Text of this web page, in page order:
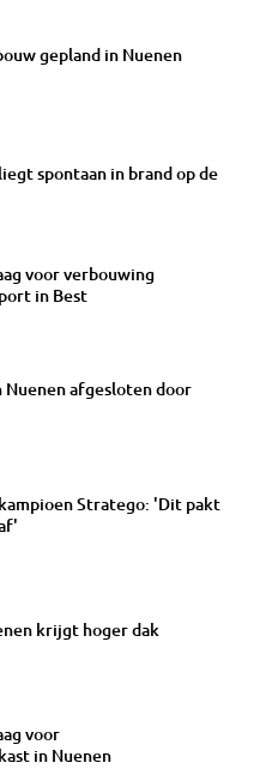
gepland in Nuenen
spontaan in brand op de
voor verbouwing
in Best
afgesloten door
Stratego: 'Dit pakt
krijgt hoger dak
voor
in Nuenen